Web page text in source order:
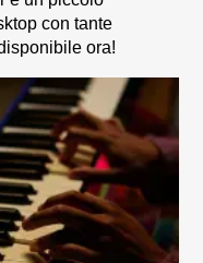
con tante
ora!